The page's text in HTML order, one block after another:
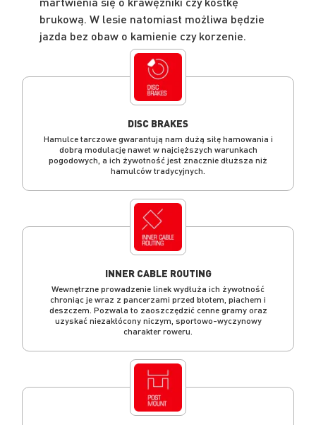
brukową. W lesie natomiast możliwa będzie
jazda bez obaw o kamienie czy korzenie.
DISC BRAKES
Hamulce tarczowe gwarantują nam dużą siłę hamowania i
dobrą modulację nawet w najcięższych warunkach
pogodowych, a ich żywotność jest znacznie dłuższa niż
hamulców tradycyjnych.
INNER CABLE ROUTING
Wewnętrzne prowadzenie linek wydłuża ich żywotność
chroniąc je wraz z pancerzami przed błotem, piachem i
deszczem. Pozwala to zaoszczędzić cenne gramy oraz
uzyskać niezakłócony niczym, sportowo-wyczynowy
charakter roweru.